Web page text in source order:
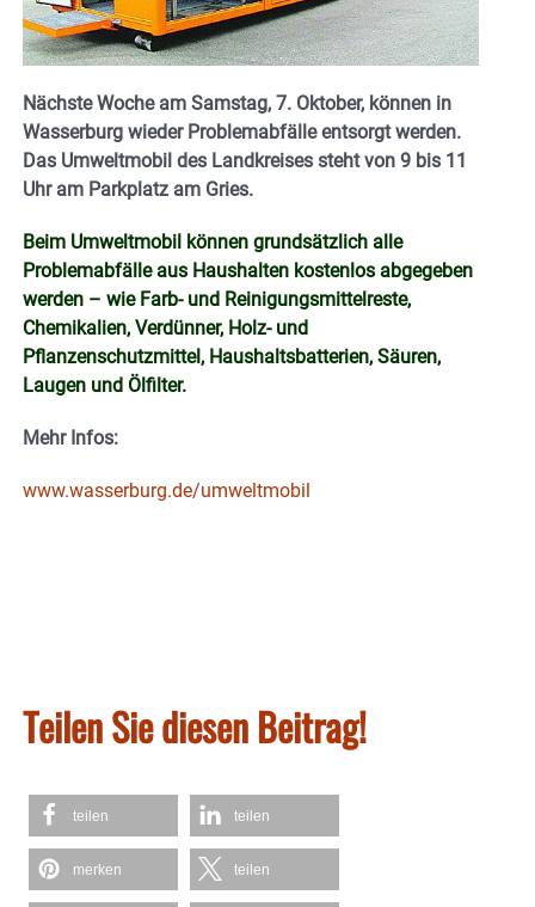
Nächste Woche am Samstag, 7. Oktober, können in
Wasserburg wieder Problemabfälle entsorgt werden.
Das Umweltmobil des Landkreises steht von 9 bis 11
Uhr am Parkplatz am Gries.
Beim Umweltmobil können grundsätzlich alle
Problemabfälle aus Haushalten kostenlos abgegeben
werden – wie Farb- und Reinigungsmittelreste,
Chemikalien, Verdünner, Holz- und
Pflanzenschutzmittel, Haushaltsbatterien, Säuren,
Laugen und Ölfilter.
Mehr Infos:
www.wasserburg.de/umweltmobil
Teilen Sie diesen Beitrag!
teilen teilen
merken teilen